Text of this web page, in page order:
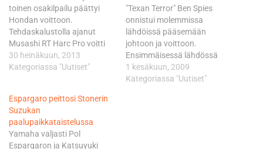
toinen osakilpailu päättyi
Hondan voittoon.
Tehdaskalustolla ajanut
Musashi RT Harc Pro voitti
kilpailun kuskeinaan Takumi
Takahashi, Leon Haslam ja
kanssa yhtä monta kierrosta
(214), ajanut Yoshimura
Suzuki kuskeina Tsuda, Aoki
ja Brookes. Team Kagayama
30 heinäkuun, 2013
Kategoriassa "Uutiset"
"Texan Terror" Ben Spies
onnistui molemmissa
lähdöissä pääsemään
johtoon ja voittoon.
Ensimmäisessä lähdössä
toiseksi sijoittui Carlos
Checa ja kolmanneksi Michel
1 kesäkuun, 2009
Kategoriassa "Uutiset"
Espargaro peittosi Stonerin
Suzukan
paalupaikkataistelussa
Yamaha valjasti Pol
Espargaron ja Katsuyuki